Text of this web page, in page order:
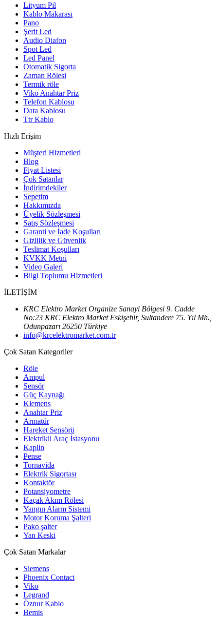
Lityum Pil
Kablo Makarası
Pano
Şerit Led
Audio Diafon
Spot Led
Led Panel
Otomatik Sigorta
Zaman Rölesi
Termik röle
Viko Anahtar Priz
Telefon Kablosu
Data Kablosu
Ttr Kablo
Hızlı Erişim
Müşteri Hizmetleri
Blog
Fiyat Listesi
Çok Satanlar
İndirimdekiler
Sepetim
Hakkımızda
Üyelik Sözleşmesi
Satış Sözleşmesi
Garanti ve İade Koşulları
Gizlilik ve Güvenlik
Teslimat Koşulları
KVKK Metni
Video Galeri
Bilgi Toplumu Hizmetleri
İLETİŞİM
KRC Elektro Market Organize Sanayi Bölgesi 9. Cadde
No:23 KRC Elektro Market Eskişehir, Sultandere 75. Yıl Mh.,
Odunpazarı 26250 Türkiye
info@krcelektromarket.com.tr
Çok Satan Kategoriler
Röle
Ampul
Sensör
Güç Kaynağı
Klemens
Anahtar Priz
Armatür
Hareket Sensörü
Elektrikli Araç İstasyonu
Kaplin
Pense
Tornavida
Elektrik Sigortası
Kontaktör
Potansiyometre
Kaçak Akım Rölesi
Yangın Alarm Sistemi
Motor Koruma Şalteri
Pako şalter
Yan Keski
Çok Satan Markalar
Siemens
Phoenix Contact
Viko
Legrand
Öznur Kablo
Bemis